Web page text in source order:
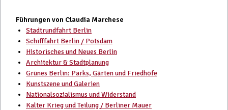
Führungen von Claudia Marchese
Stadtrundfahrt Berlin
Schifffahrt Berlin / Potsdam
Historisches und Neues Berlin
Architektur & Stadtplanung
Grünes Berlin: Parks, Gärten und Friedhöfe
Kunstszene und Galerien
Nationalsozialismus und Widerstand
Kalter Krieg und Teilung / Berliner Mauer